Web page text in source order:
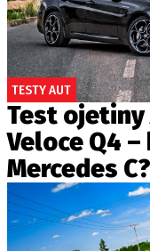
TESTY AUT
Test ojetiny
Veloce Q4
Mercedes C?